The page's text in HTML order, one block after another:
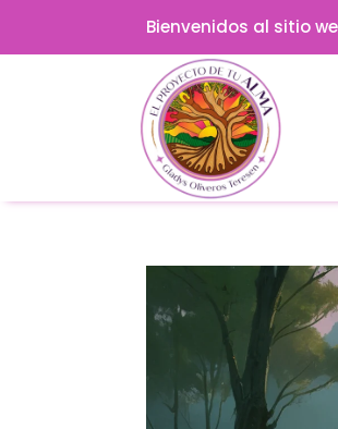
Bienvenidos al sitio